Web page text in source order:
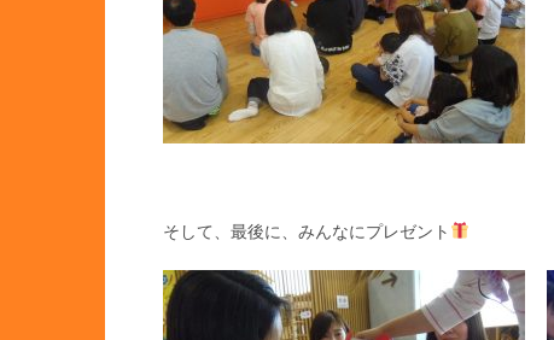
そして、最後に、みんなにプレゼント